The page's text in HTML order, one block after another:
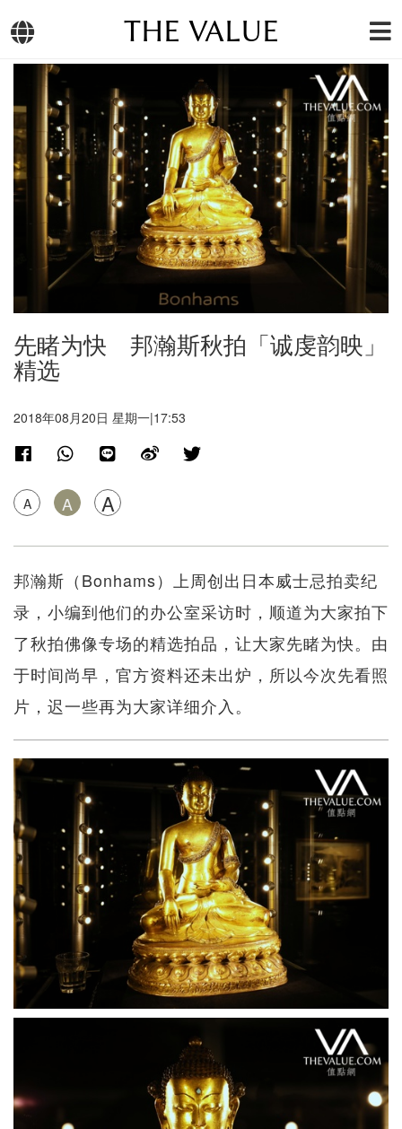
THE VALUE
先睹为快 邦瀚斯秋拍「诚虔韵映」
精选
2018年08月20日 星期一|17:53
A A A
邦瀚斯（Bonhams）上周创出日本威士忌拍卖纪
录，小编到他们的办公室采访时，顺道为大家拍下
了秋拍佛像专场的精选拍品，让大家先睹为快。由
于时间尚早，官方资料还未出炉，所以今次先看照
片，迟一些再为大家详细介入。